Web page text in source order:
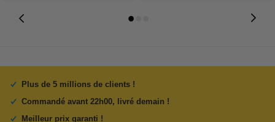
Plus de 5 millions de clients !
Commandé avant 22h00, livré demain !
Meilleur prix garanti !